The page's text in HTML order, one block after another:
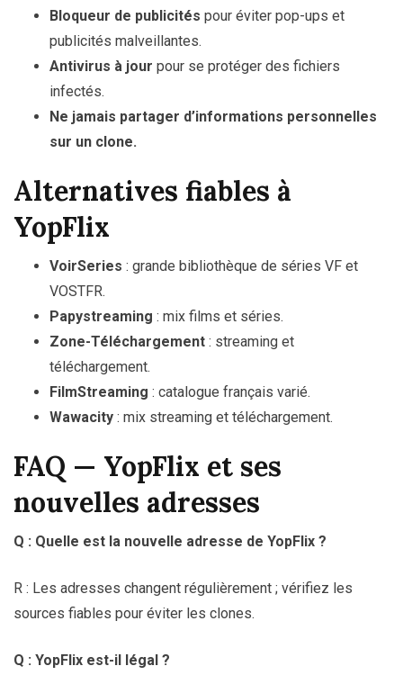
Bloqueur de publicités pour éviter pop-ups et
publicités malveillantes.
Antivirus à jour pour se protéger des fichiers
infectés.
Ne jamais partager d’informations personnelles
sur un clone.
Alternatives fiables à
YopFlix
VoirSeries : grande bibliothèque de séries VF et
VOSTFR.
Papystreaming : mix films et séries.
Zone-Téléchargement : streaming et
téléchargement.
FilmStreaming : catalogue français varié.
Wawacity : mix streaming et téléchargement.
FAQ — YopFlix et ses
nouvelles adresses
Q : Quelle est la nouvelle adresse de YopFlix ?
R : Les adresses changent régulièrement ; vérifiez les
sources fiables pour éviter les clones.
Q : YopFlix est-il légal ?